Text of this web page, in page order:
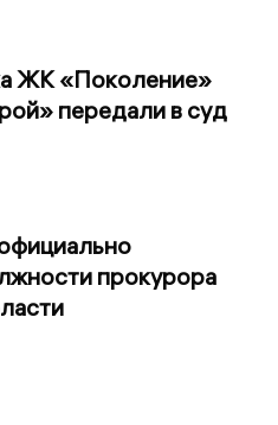
ЖК «Поколение»
передали в суд
прокурора